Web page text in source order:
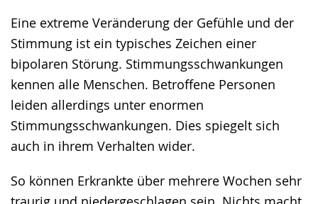
Eine extreme Veränderung der Gefühle und der
Stimmung ist ein typisches Zeichen einer
bipolaren Störung. Stimmungsschwankungen
kennen alle Menschen. Betroffene Personen
leiden allerdings unter enormen
Stimmungsschwankungen. Dies spiegelt sich
auch in ihrem Verhalten wider.
So können Erkrankte über mehrere Wochen sehr
angezeigt.